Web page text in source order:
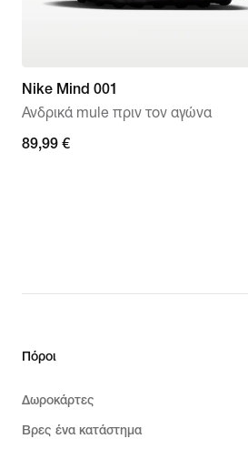
Nike Mind 001
Ανδρικά mule πριν τον αγώνα
89,99 €
89,99 €
Πόροι
Δωροκάρτες
Βρες ένα κατάστημα